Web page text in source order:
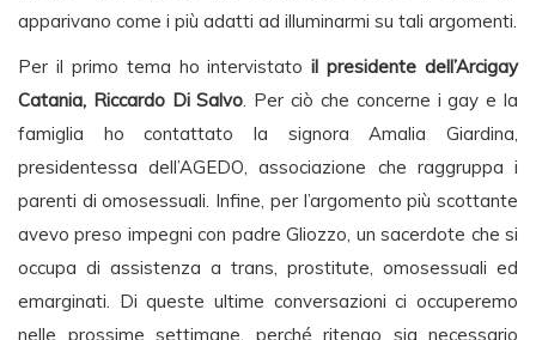
apparivano come i più adatti ad illuminarmi su tali argomenti.
Per il primo tema ho intervistatoil presidente dell’Arcigay
Catania, Riccardo Di Salvo. Per ciò che concerne i gay e la
famiglia ho contattato la signora Amalia Giardina,
presidentessa dell’AGEDO, associazione che raggruppa i
parenti di omosessuali. Infine, per l’argomento più scottante
avevo preso impegni con padre Gliozzo, un sacerdote che si
occupa di assistenza a trans, prostitute, omosessuali ed
emarginati. Di queste ultime conversazioni ci occuperemo
nelle prossime settimane, perché ritengo sia necessario